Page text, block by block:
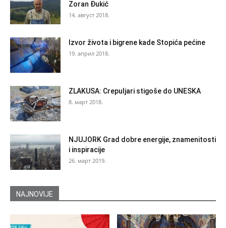
Zoran Đukić
14. август 2018.
Izvor života i bigrene kade Stopića pećine
19. април 2018.
ZLAKUSA: Crepuljari stigoše do UNESKA
8. март 2018.
NJUJORK Grad dobre energije, znamenitosti
i inspiracije
26. март 2019.
NAJNOVIJE